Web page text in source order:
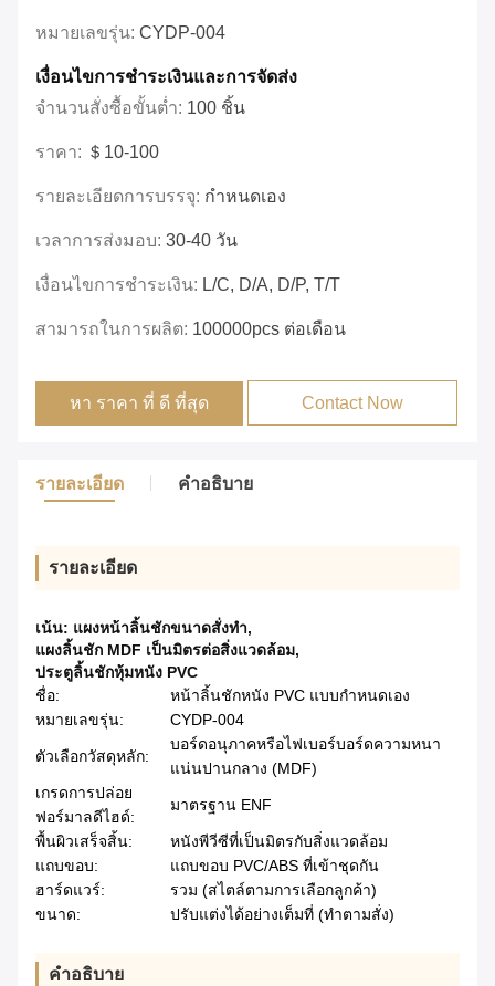
หมายเลขรุ่น: CYDP-004
เงื่อนไขการชําระเงินและการจัดส่ง
จำนวนสั่งซื้อขั้นต่ำ: 100 ชิ้น
ราคา: ＄10-100
รายละเอียดการบรรจุ: กำหนดเอง
เวลาการส่งมอบ: 30-40 วัน
เงื่อนไขการชำระเงิน: L/C, D/A, D/P, T/T
สามารถในการผลิต: 100000pcs ต่อเดือน
หา ราคา ที่ ดี ที่สุด Contact Now
รายละเอียด คําอธิบาย
รายละเอียด
เน้น: แผงหน้าลิ้นชักขนาดสั่งทำ,
แผงลิ้นชัก MDF เป็นมิตรต่อสิ่งแวดล้อม,
ประตูลิ้นชักหุ้มหนัง PVC
ชื่อ:
หน้าลิ้นชักหนัง PVC แบบกำหนดเอง
หมายเลขรุ่น:
CYDP-004
ตัวเลือกวัสดุหลัก:
บอร์ดอนุภาคหรือไฟเบอร์บอร์ดความหนา
แน่นปานกลาง (MDF)
เกรดการปล่อย
ฟอร์มาลดีไฮด์:
มาตรฐาน ENF
พื้นผิวเสร็จสิ้น:
หนังพีวีซีที่เป็นมิตรกับสิ่งแวดล้อม
แถบขอบ:
แถบขอบ PVC/ABS ที่เข้าชุดกัน
ฮาร์ดแวร์:
รวม (สไตล์ตามการเลือกลูกค้า)
ขนาด:
ปรับแต่งได้อย่างเต็มที่ (ทำตามสั่ง)
คําอธิบาย